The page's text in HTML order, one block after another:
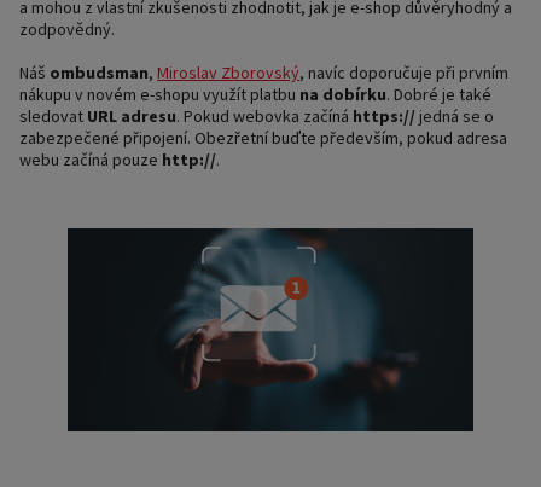
a mohou z vlastní zkušenosti zhodnotit, jak je e-shop důvěryhodný a
zodpovědný.
Náš ombudsman, Miroslav Zborovský, navíc doporučuje při prvním
nákupu v novém e-shopu využít platbu na dobírku. Dobré je také
sledovat URL adresu. Pokud webovka začíná https:// jedná se o
zabezpečené připojení. Obezřetní buďte především, pokud adresa
webu začíná pouze http://.